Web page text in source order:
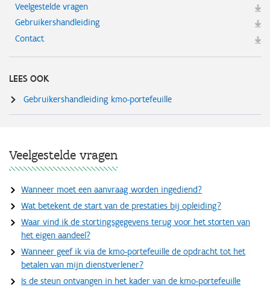
Veelgestelde vragen
Gebruikershandleiding
Contact
LEES OOK
Gebruikershandleiding kmo-portefeuille
Veelgestelde vragen
Wanneer moet een aanvraag worden ingediend?
Wat betekent de start van de prestaties bij opleiding?
Waar vind ik de stortingsgegevens terug voor het storten van
het eigen aandeel?
Wanneer geef ik via de kmo-portefeuille de opdracht tot het
betalen van mijn dienstverlener?
Is de steun ontvangen in het kader van de kmo-portefeuille